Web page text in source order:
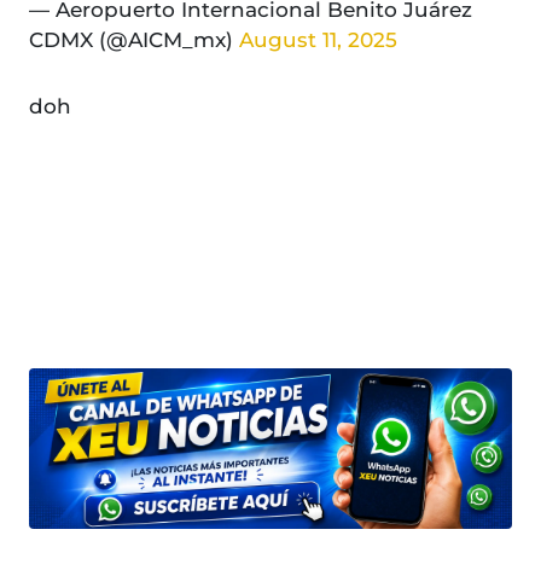
— Aeropuerto Internacional Benito Juárez
CDMX (@AICM_mx) August 11, 2025
doh